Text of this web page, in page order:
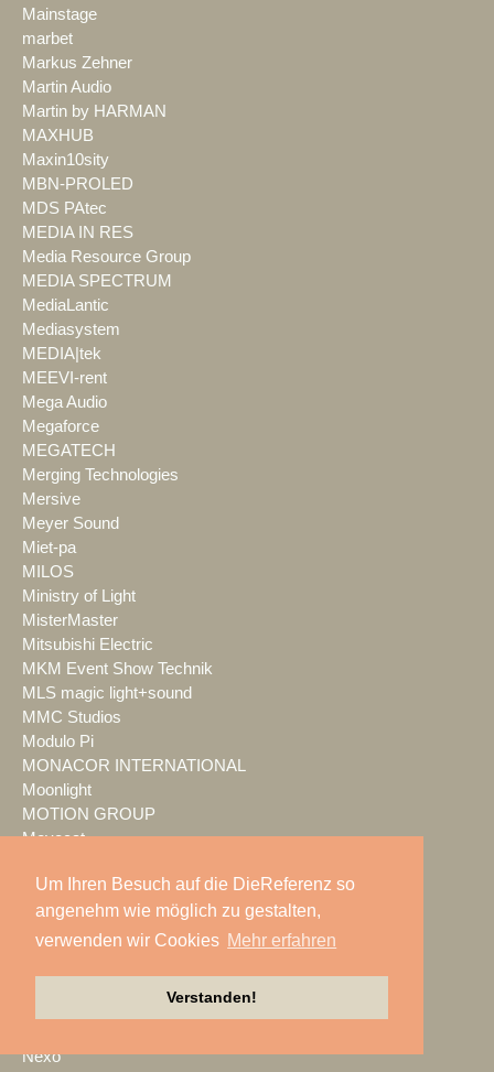
Um Ihren Besuch auf die DieReferenz so
angenehm wie möglich zu gestalten,
verwenden wir Cookies Mehr erfahren
Verstanden!
Mainstage
marbet
Markus Zehner
Martin Audio
Martin by HARMAN
MAXHUB
Maxin10sity
MBN-PROLED
MDS PAtec
MEDIA IN RES
Media Resource Group
MEDIA SPECTRUM
MediaLantic
Mediasystem
MEDIA|tek
MEEVI-rent
Mega Audio
Megaforce
MEGATECH
Merging Technologies
Mersive
Meyer Sound
Miet-pa
MILOS
Ministry of Light
MisterMaster
Mitsubishi Electric
MKM Event Show Technik
MLS magic light+sound
MMC Studios
Modulo Pi
MONACOR INTERNATIONAL
Moonlight
MOTION GROUP
Movecat
Müller BBM
music & light design
MUTEC
Nexo